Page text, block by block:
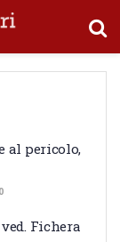
al pericolo,
0
Fichera